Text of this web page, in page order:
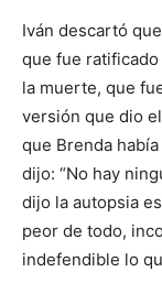
Iván descartó
que fue ratificado
la muerte, que
versión que dio
que Brenda
dijo: “No hay
dijo la autopsia
peor de todo,
indefendible lo